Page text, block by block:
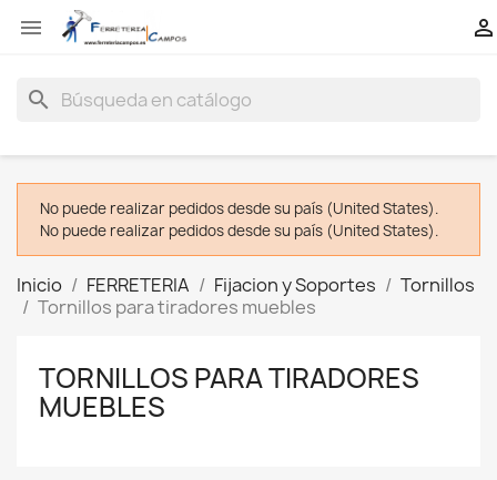
 
search
No puede realizar pedidos desde su país (United States).
No puede realizar pedidos desde su país (United States).
Inicio FERRETERIA Fijacion y Soportes
Tornillos
Tornillos para tiradores muebles
TORNILLOS PARA TIRADORES
MUEBLES